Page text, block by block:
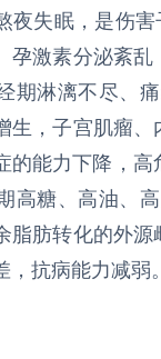
夜失眠，是伤
孕激素分泌紊
期淋漓不尽、
生，子宫肌瘤
的能力下降，
高糖、高油、
脂肪转化的外
抗病能力减弱。